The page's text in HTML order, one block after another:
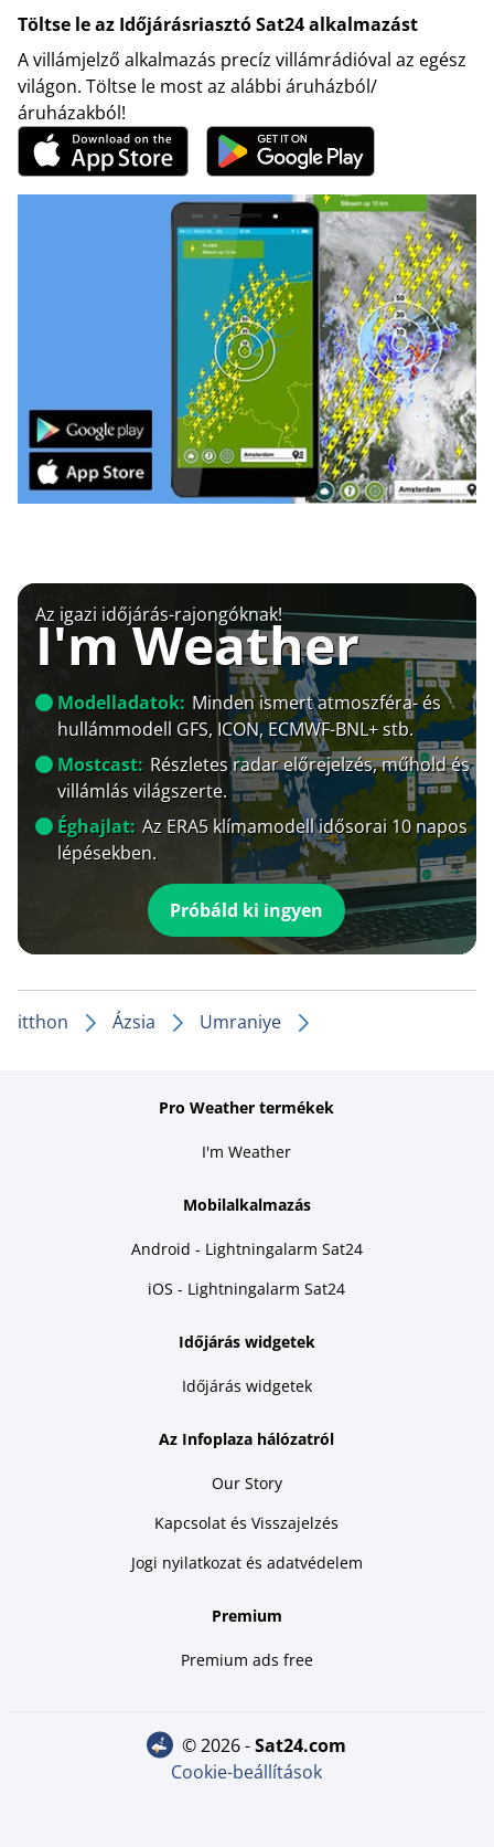
Töltse le az Időjárásriasztó Sat24 alkalmazást
A villámjelző alkalmazás precíz villámrádióval az egész
világon. Töltse le most az alábbi áruházból/
áruházakból!
Az igazi időjárás-rajongóknak!
I'm Weather
Modelladatok: Minden ismert atmoszféra- és
hullámmodell GFS, ICON, ECMWF-BNL+ stb.
Mostcast: Részletes radar előrejelzés, műhold és
villámlás világszerte.
Éghajlat: Az ERA5 klímamodell idősorai 10 napos
lépésekben.
Próbáld ki ingyen
itthon Ázsia Umraniye
Pro Weather termékek
I'm Weather
Mobilalkalmazás
Android - Lightningalarm Sat24
iOS - Lightningalarm Sat24
Időjárás widgetek
Időjárás widgetek
Az Infoplaza hálózatról
Our Story
Kapcsolat és Visszajelzés
Jogi nyilatkozat és adatvédelem
Premium
Premium ads free
© 2026 - sat24.com
Cookie-beállítások